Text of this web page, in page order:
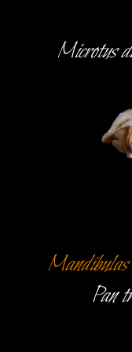
Microtus
Pan